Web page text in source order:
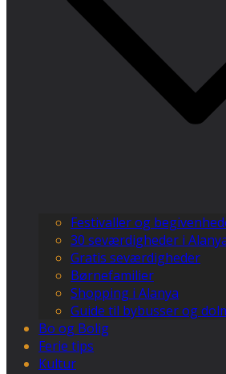
Festivaller og
30 seværdigheder i
Gratis seværdigheder
Børnefamilier
Shopping i Alanya
Guide til bybusser og
Bo og Bolig
Ferie tips
Kultur